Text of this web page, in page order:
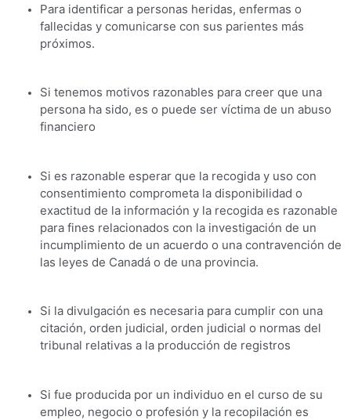
Para identificar a personas heridas, enfermas o
fallecidas y comunicarse con sus parientes más
próximos.
Si tenemos motivos razonables para creer que una
persona ha sido, es o puede ser víctima de un abuso
financiero
Si es razonable esperar que la recogida y uso con
consentimiento comprometa la disponibilidad o
exactitud de la información y la recogida es razonable
para fines relacionados con la investigación de un
incumplimiento de un acuerdo o una contravención de
las leyes de Canadá o de una provincia.
Si la divulgación es necesaria para cumplir con una
citación, orden judicial, orden judicial o normas del
tribunal relativas a la producción de registros
Si fue producida por un individuo en el curso de su
empleo, negocio o profesión y la recopilación es